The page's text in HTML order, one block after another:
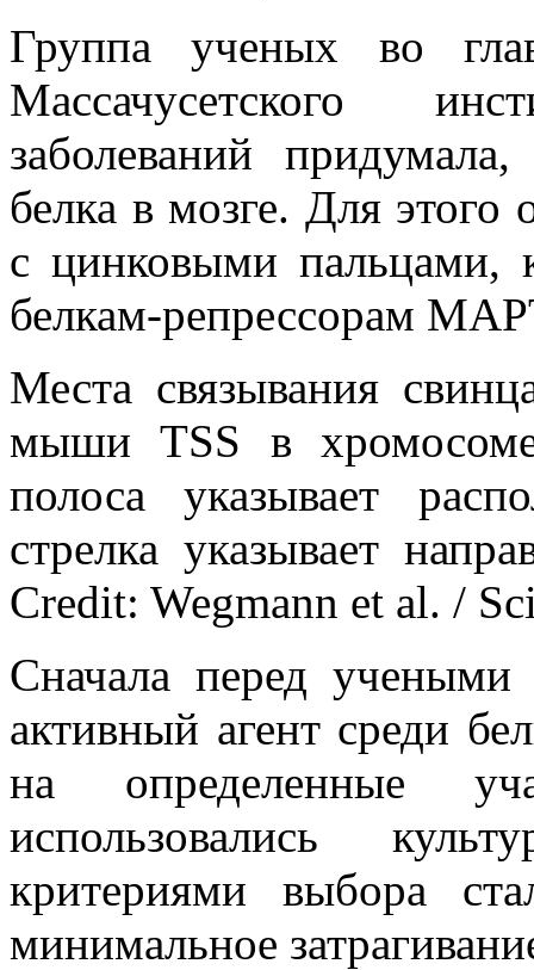
Группа ученых во
Массачусетского
заболеваний
белка в мозге. Для этого
с цинковыми пальцами,
белкам-репрессорам
Места связывания
мыши TSS в
полоса указывает
стрелка указывает
Credit: Wegmann et al. /
Сначала перед учеными
активный агент среди
на определенные
использовались
критериями выбора
минимальное